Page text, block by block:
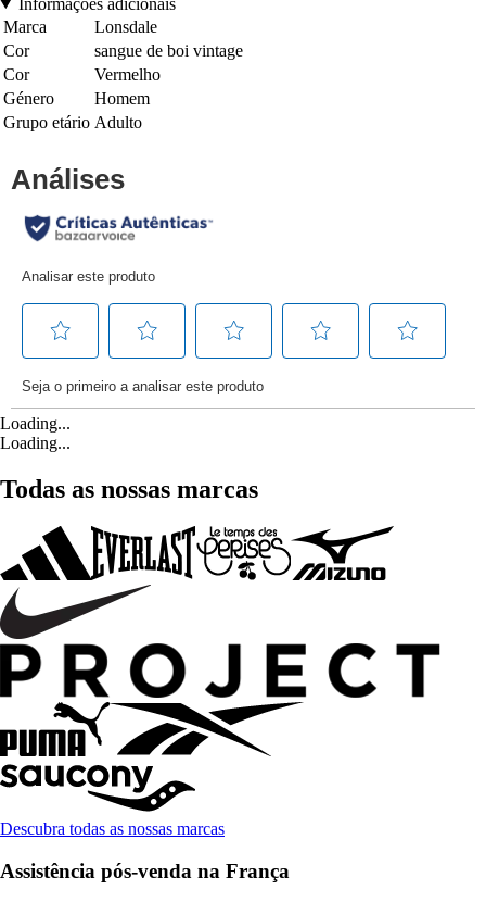
Informações adicionais
Marca
Lonsdale
Cor
sangue de boi vintage
Cor
Vermelho
Género
Homem
Grupo etário Adulto
Loading...
Loading...
Todas as nossas marcas
Descubra todas as nossas marcas
Assistência pós-venda na França